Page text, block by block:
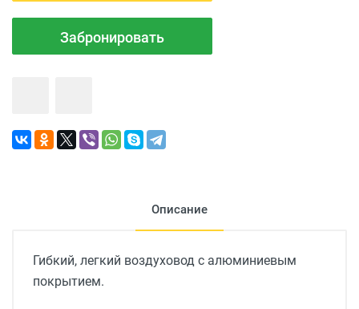
Забронировать
Описание
Гибкий, легкий воздуховод с алюминиевым
покрытием.